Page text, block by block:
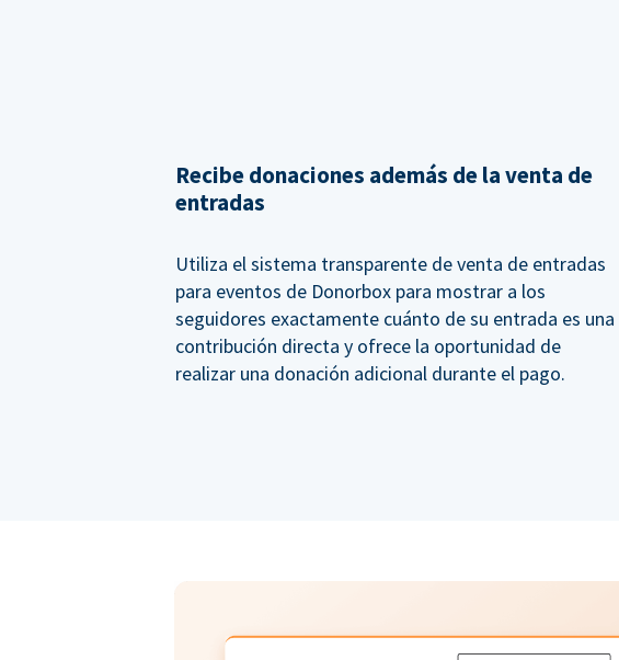
Recibe donaciones además de la venta de
entradas
Utiliza el sistema transparente de venta de entradas
para eventos de Donorbox para mostrar a los
seguidores exactamente cuánto de su entrada es una
contribución directa y ofrece la oportunidad de
realizar una donación adicional durante el pago.